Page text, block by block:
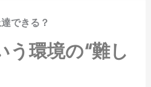
できる？
う環境の“難し